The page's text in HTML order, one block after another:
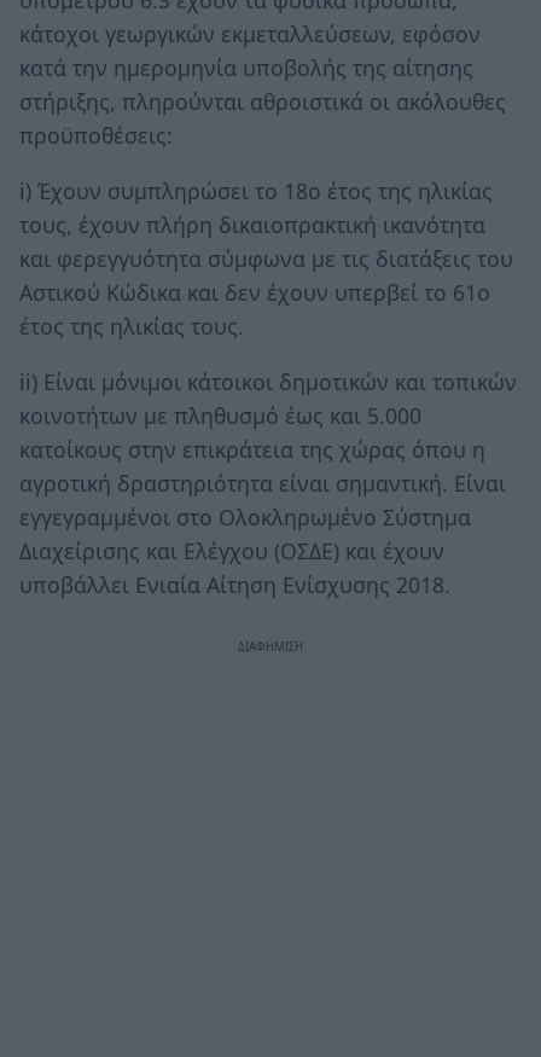
κάτοχοι γεωργικών εκμεταλλεύσεων, εφόσον
κατά την ημερομηνία υποβολής της αίτησης
στήριξης, πληρούνται αθροιστικά οι ακόλουθες
προϋποθέσεις:
i) Έχουν συμπληρώσει το 18ο έτος της ηλικίας
τους, έχουν πλήρη δικαιοπρακτική ικανότητα
και φερεγγυότητα σύμφωνα με τις διατάξεις του
Αστικού Κώδικα και δεν έχουν υπερβεί το 61ο
έτος της ηλικίας τους.
ii) Είναι μόνιμοι κάτοικοι δημοτικών και τοπικών
κοινοτήτων με πληθυσμό έως και 5.000
κατοίκους στην επικράτεια της χώρας όπου η
αγροτική δραστηριότητα είναι σημαντική. Είναι
εγγεγραμμένοι στο Ολοκληρωμένο Σύστημα
Διαχείρισης και Ελέγχου (ΟΣΔΕ) και έχουν
υποβάλλει Ενιαία Αίτηση Ενίσχυσης 2018.